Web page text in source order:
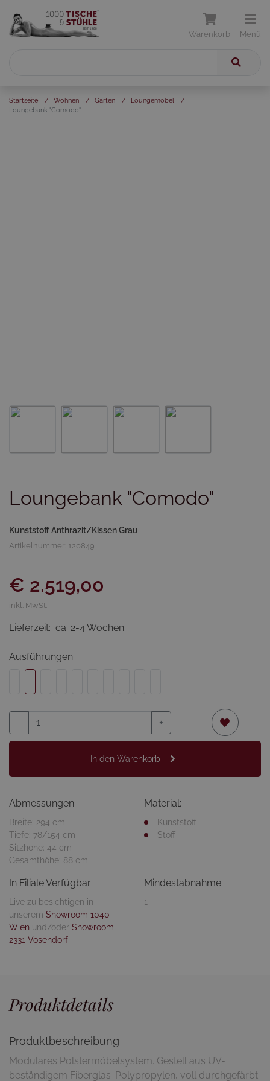
Warenkorb Menü
Startseite / Wohnen / Garten / Loungemöbel
/
Loungebank "Comodo"
Loungebank "Comodo"
Kunststoff Anthrazit/Kissen Grau
Artikelnummer: 120849
€ 2.519,00
inkl. MwSt.
Lieferzeit: ca. 2-4 Wochen
Ausführungen:
- +
In den Warenkorb
Abmessungen:
Breite: 294 cm
Tiefe: 78/154 cm
Sitzhöhe: 44 cm
Gesamthöhe: 88 cm
Material:
Kunststoff
Stoff
In Filiale Verfügbar:
Live zu besichtigen in
unserem Showroom 1040
Wien und/oder Showroom
2331 Vösendorf
Mindestabnahme:
1
Produktdetails
Produktbeschreibung
Modulares Polstermöbelsystem. Gestell aus UV-
beständigem Fiberglas-Polypropylen, voll durchgefärbt.